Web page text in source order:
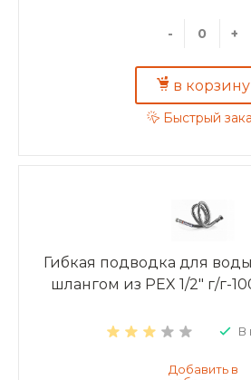
- +
в корзину
Быстрый
Гибкая подводка для
шлангом из PEX 1/2" г/г-
В